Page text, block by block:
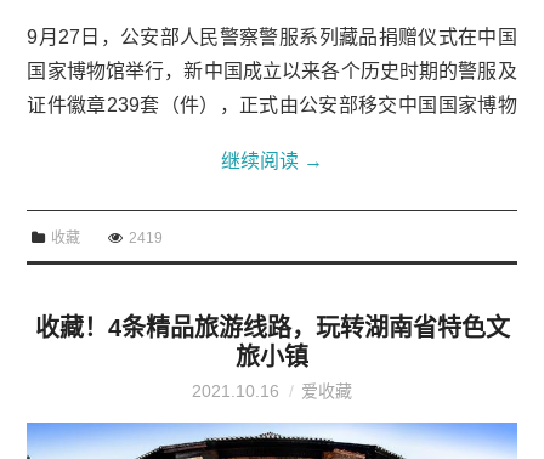
9月27日，公安部人民警察警服系列藏品捐赠仪式在中国
国家博物馆举行，新中国成立以来各个历史时期的警服及
证件徽章239套（件），正式由公安部移交中国国家博物
衔、证书、工作证等配件。这些警服和证件徽章...
继续阅读 →
收藏 2419
收藏！4条精品旅游线路，玩转湖南省特色文
旅小镇
2021.10.16 爱收藏